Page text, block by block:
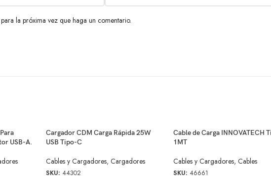
la próxima vez que haga un comentario.
USB-A.
Cargador CDM Carga Rápida 25W
USB Tipo-C
Cables y Cargadores, Cargadores
SKU: 44302
Cable de Carga INNOVATECH
1MT
Cables y Cargadores, Cables
SKU: 46661